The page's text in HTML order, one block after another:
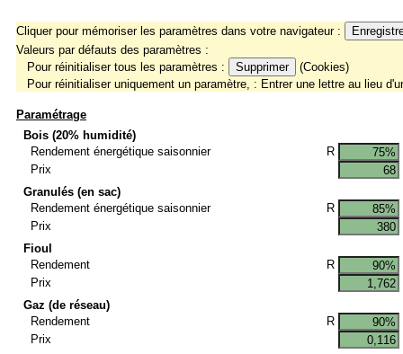
Cliquer pour mémoriser les paramètres dans votre navigateur :
Valeurs par défauts des paramètres :
Pour réinitialiser tous les paramètres :
(Cookies)
Pour réinitialiser uniquement un paramètre, : Entrer une lettre au lieu
Paramétrage
Bois (20% humidité)
Rendement énergétique saisonnier
R
Prix
Granulés (en sac)
Rendement énergétique saisonnier
R
Prix
Fioul
Rendement
R
Prix
Gaz (de réseau)
Rendement
R
Prix